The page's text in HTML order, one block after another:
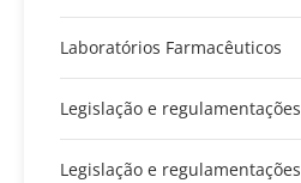
Laboratórios Farmacêuticos
Legislação e regulamentações
Legislação e regulamentações